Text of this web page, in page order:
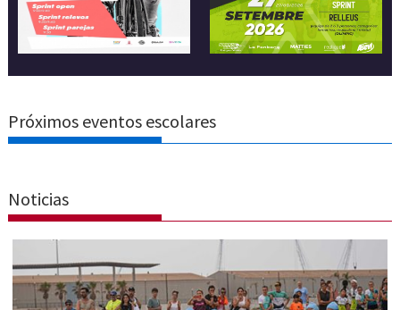
Próximos eventos escolares
Noticias